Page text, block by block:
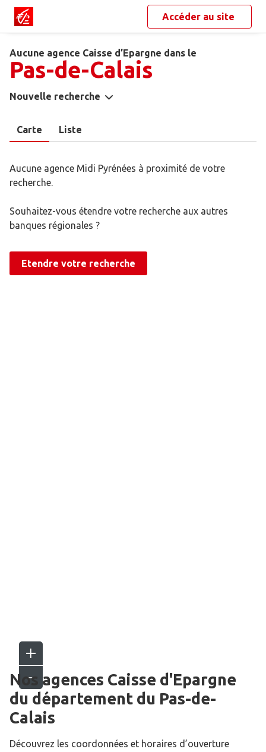
Accéder au site
Aucune agence Caisse d’Epargne dans le
Pas-de-Calais
Nouvelle recherche
Carte Liste
Aucune agence Midi Pyrénées à proximité de votre
recherche.
Souhaitez-vous étendre votre recherche aux autres
banques régionales ?
Etendre votre recherche
Nos agences Caisse d'Epargne
du département du Pas-de-
Calais
Découvrez les coordonnées et horaires d’ouverture